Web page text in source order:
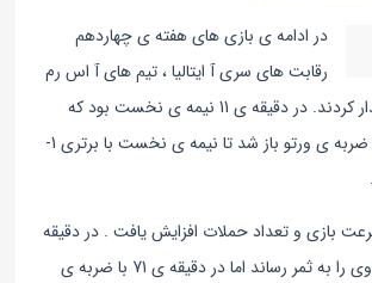
در ادامه ی بازی های هفته ی چهاردهم
رقابت های سری آ ایتالیا ، تیم های آ اس رم
و کالیاری با هم دیدار کردند. در دقیقه ی 11 نیمه ی نخست بود که
دروازه ی کالیاری با ضربه ی ورتو باز شد تا نیمه ی نخست با برتری 1-
بازی و تعداد حملات افزایش یافت . در دقیقه
ی 59 پدرو گل تساوی را به ثمر رساند اما در دقیقه ی 71 با ضربه ی